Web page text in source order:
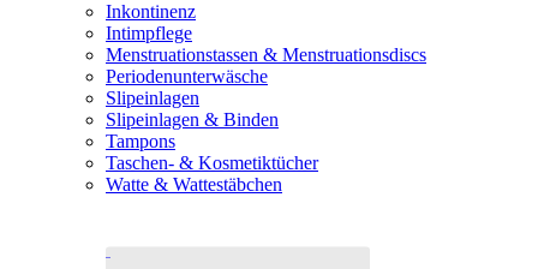
Inkontinenz
Intimpflege
Menstruationstassen & Menstruationsdiscs
Periodenunterwäsche
Slipeinlagen
Slipeinlagen & Binden
Tampons
Taschen- & Kosmetiktücher
Watte & Wattestäbchen